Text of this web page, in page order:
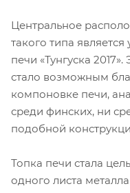
Центральное
такого типа
печи «Тунгуска
стало возможным
компоновке печи,
среди финских, ни
подобной
Топка печи стала
одного листа